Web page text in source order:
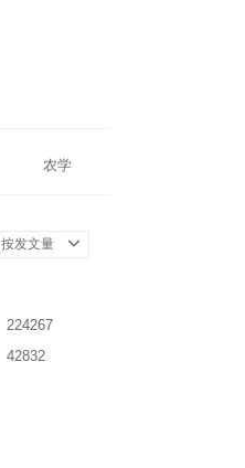
农学
按发文量
224267
42832